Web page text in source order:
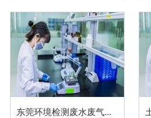
东莞环境检测废水废气检测内容